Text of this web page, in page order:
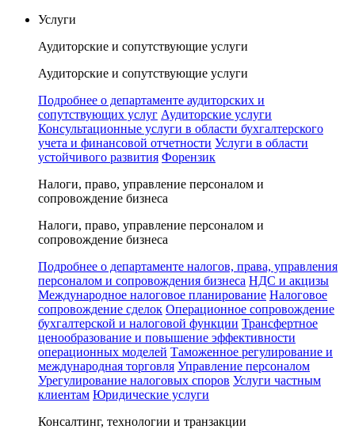
Услуги
Аудиторские и сопутствующие услуги
Аудиторские и сопутствующие услуги
Подробнее о департаменте аудиторских и
сопутствующих услуг Аудиторские услуги
Консультационные услуги в области бухгалтерского
учета и финансовой отчетности Услуги в области
устойчивого развития Форензик
Налоги, право, управление персоналом и
сопровождение бизнеса
Налоги, право, управление персоналом и
сопровождение бизнеса
Подробнее о департаменте налогов, права, управления
персоналом и сопровождения бизнеса НДС и акцизы
Международное налоговое планирование Налоговое
сопровождение сделок Операционное сопровождение
бухгалтерской и налоговой функции Трансфертное
ценообразование и повышение эффективности
операционных моделей Таможенное регулирование и
международная торговля Управление персоналом
Урегулирование налоговых споров Услуги частным
клиентам Юридические услуги
Консалтинг, технологии и транзакции